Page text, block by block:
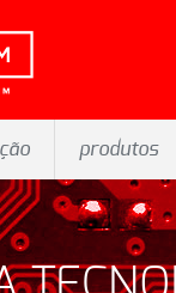
produtos